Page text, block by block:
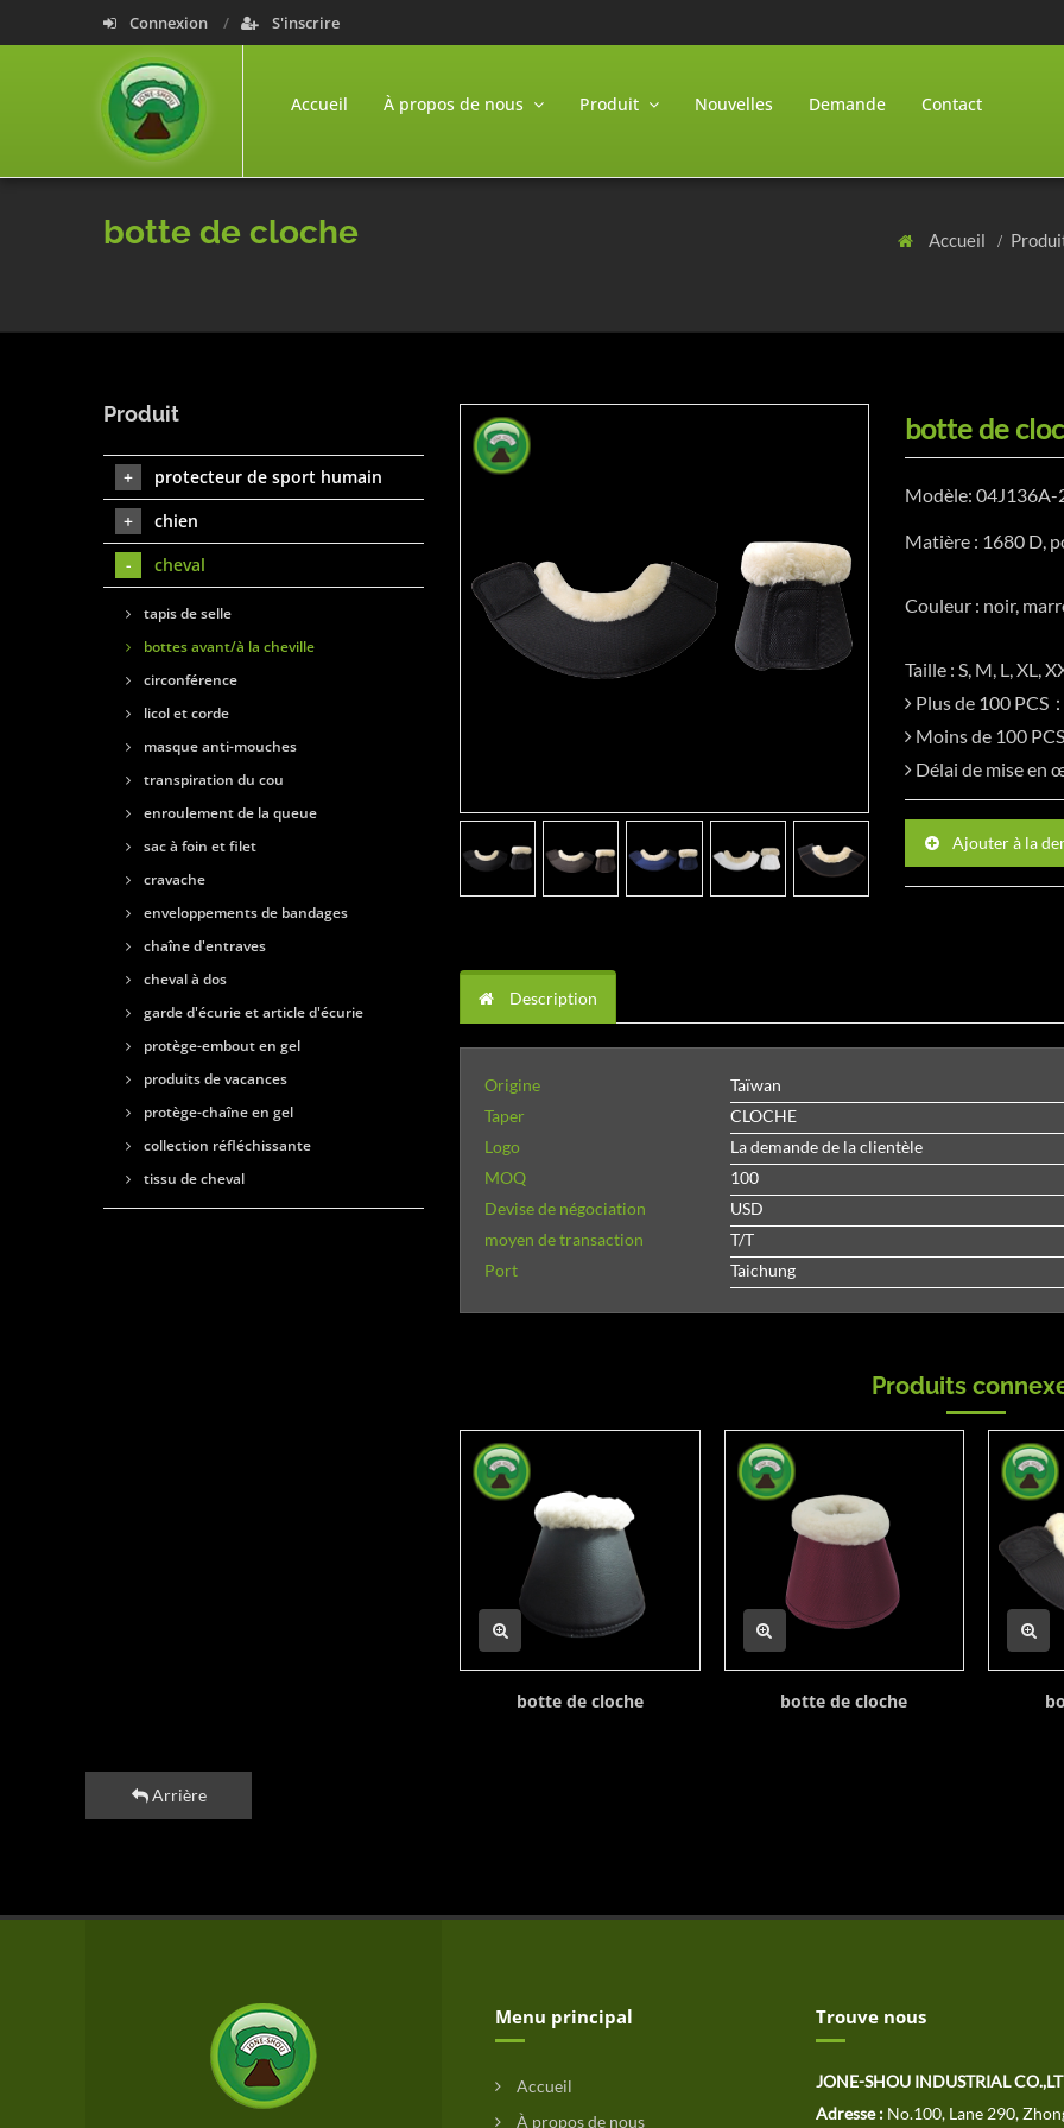
Connexion S'inscrire
Accueil À propos de nous Produit Nouvelles Demande Contact
botte de cloche Accueil
botte de
Modèle: 04J136A-
Matière : 1680 D,
Couleur : noir,
Taille : S, M, L, XL,
Plus de 100 PCS
Moins de 100
Délai de mise en
Ajouter à la
Description
Origine
Taïwan
Taper
CLOCHE
Logo
La demande de la clientèle
MOQ
100
Devise de négociation
USD
moyen de transaction
T/T
Port
Taichung
Produits
botte de cloche botte de cloche
Produit
protecteur de sport humain
chien
cheval
tapis de selle
bottes avant/à la cheville
circonférence
licol et corde
masque anti-mouches
transpiration du cou
enroulement de la queue
sac à foin et filet
cravache
enveloppements de bandages
chaîne d'entraves
cheval à dos
garde d'écurie et article d'écurie
protège-embout en gel
produits de vacances
protège-chaîne en gel
collection réfléchissante
tissu de cheval
Arrière
Menu principal
Accueil
À propos de nous
Trouve nous
JONE-SHOU INDUSTRIAL
Adresse : No.100, Lane 290,